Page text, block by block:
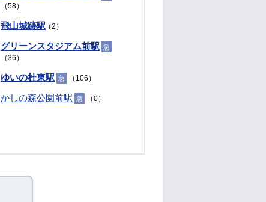
（58）
飛山城跡駅（2）
グリーンスタジアム前駅 急
（36）
ゆいの杜東駅 急 （106）
かしの森公園前駅 急 （0）